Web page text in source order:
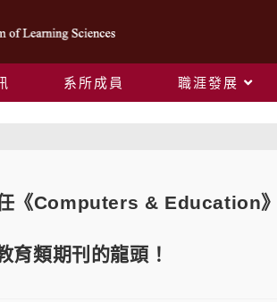
系所成員 職涯發展
《Computers & Education
育類期刊的龍頭！